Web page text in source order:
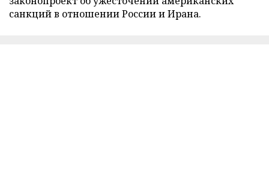
санкций в отношении России и Ирана.